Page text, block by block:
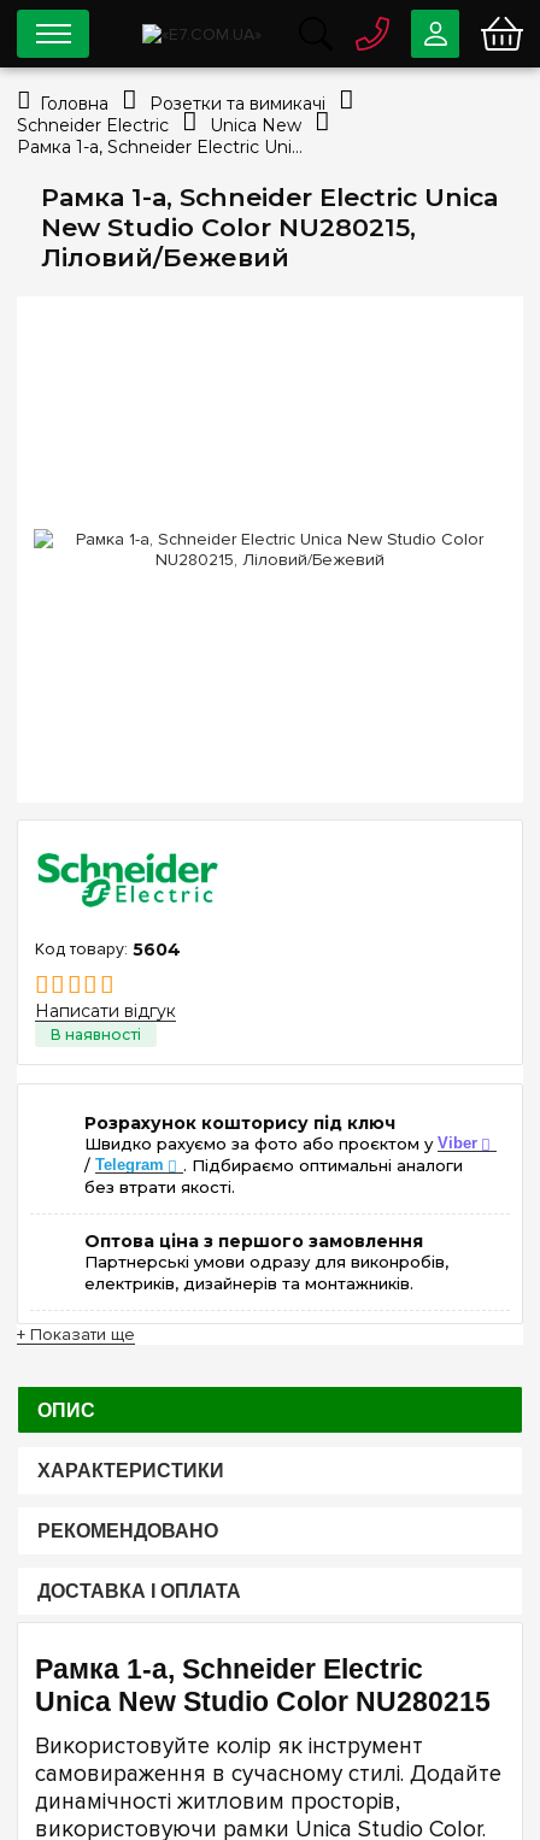
Рамка 1-а, Schneider Electric Unica
New Studio Color NU280215,
Ліловий/Бежевий
5604
Написати відгук
Розрахунок кошторису під ключ
Швидко рахуємо за фото або проєктом у Viber
/ Telegram
. Підбираємо оптимальні аналоги
без втрати якості.
Оптова ціна з першого замовлення
Партнерські умови одразу для виконробів,
електриків, дизайнерів та монтажників.
+ Показати ще
ОПИС
ХАРАКТЕРИСТИКИ
РЕКОМЕНДОВАНО
ДОСТАВКА І ОПЛАТА
Рамка 1-а, Schneider Electric
Unica New Studio Color NU280215
Використовуйте колір як інструмент
самовираження в сучасному стилі. Додайте
динамічності житловим просторів,
використовуючи рамки Unica Studio Color.
0 80033-63-07
info@e7.com.ua
044 334-79-78
Viber Telegram
Головна
Розетки та вимикачі
Schneider Electric
Unica New
Рамка 1-а, Schneider Electric Unica New Studio Color NU280215, Ліловий/Бежевий